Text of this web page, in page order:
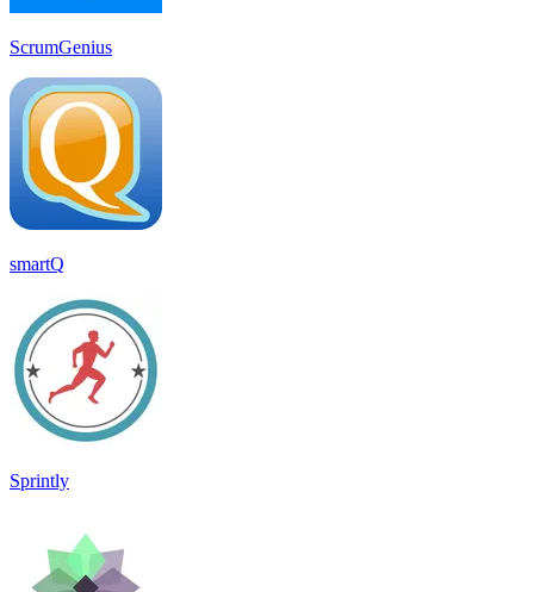
ScrumGenius
smartQ
Sprintly